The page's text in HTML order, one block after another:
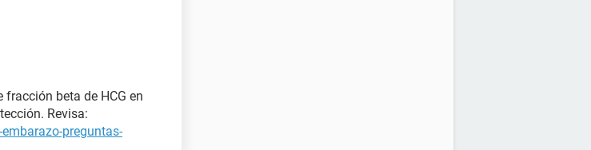
beta de HCG en
Revisa:
preguntas-